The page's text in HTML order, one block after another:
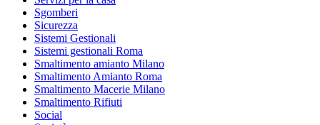
Sgomberi
Sicurezza
Sistemi Gestionali
Sistemi gestionali Roma
Smaltimento amianto Milano
Smaltimento Amianto Roma
Smaltimento Macerie Milano
Smaltimento Rifiuti
Social